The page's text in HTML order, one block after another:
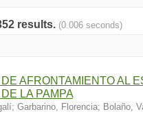
results. (0.006 seconds)
AFRONTAMIENTO AL
LA PAMPA
; Garbarino, Florencia; Bolaño,